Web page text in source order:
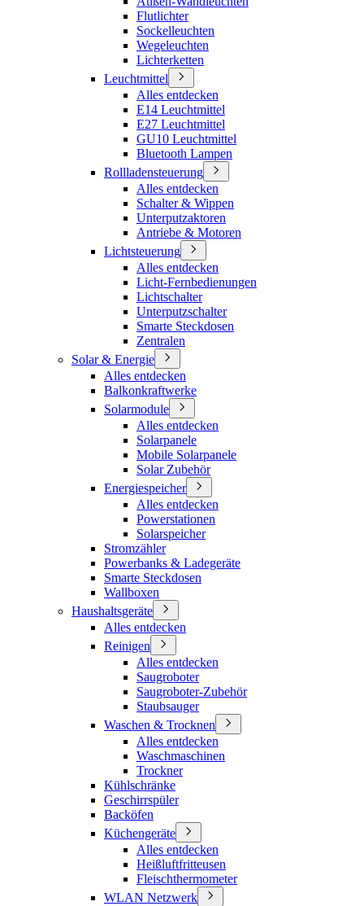
Flutlichter
Sockelleuchten
Wegeleuchten
Lichterketten
Leuchtmittel
Alles entdecken
E14 Leuchtmittel
E27 Leuchtmittel
GU10 Leuchtmittel
Bluetooth Lampen
Rollladensteuerung
Alles entdecken
Schalter & Wippen
Unterputzaktoren
Antriebe & Motoren
Lichtsteuerung
Alles entdecken
Licht-Fernbedienungen
Lichtschalter
Unterputzschalter
Smarte Steckdosen
Zentralen
Solar & Energie
Alles entdecken
Balkonkraftwerke
Solarmodule
Alles entdecken
Solarpanele
Mobile Solarpanele
Solar Zubehör
Energiespeicher
Alles entdecken
Powerstationen
Solarspeicher
Stromzähler
Powerbanks & Ladegeräte
Smarte Steckdosen
Wallboxen
Haushaltsgeräte
Alles entdecken
Reinigen
Alles entdecken
Saugroboter
Saugroboter-Zubehör
Staubsauger
Waschen & Trocknen
Alles entdecken
Waschmaschinen
Trockner
Kühlschränke
Geschirrspüler
Backöfen
Küchengeräte
Alles entdecken
Heißluftfritteusen
Fleischthermometer
WLAN Netzwerk